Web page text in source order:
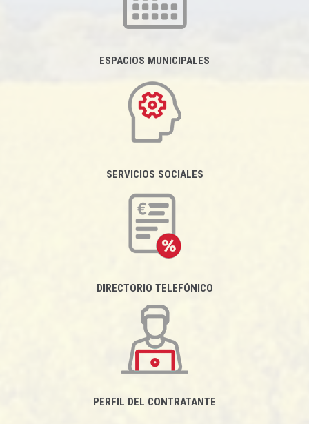
ESPACIOS MUNICIPALES
SERVICIOS SOCIALES
DIRECTORIO TELEFÓNICO
PERFIL DEL CONTRATANTE